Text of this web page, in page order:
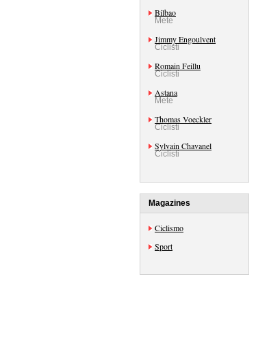
Bilbao
Mete
Jimmy Engoulvent
Ciclisti
Romain Feillu
Ciclisti
Astana
Mete
Thomas Voeckler
Ciclisti
Sylvain Chavanel
Ciclisti
Magazines
Ciclismo
Sport